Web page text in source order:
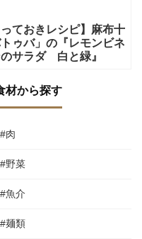
ておきレシピ】麻布十
ゥバ」の『レモンビネ
サラダ 白と緑』
材から探す
#肉
#野菜
#魚介
#麺類